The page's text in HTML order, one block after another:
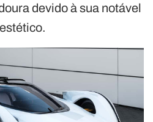
devido à sua notável